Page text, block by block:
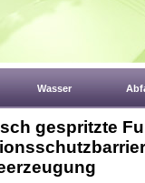
Wasser
gespritzte